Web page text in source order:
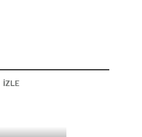
İZLE